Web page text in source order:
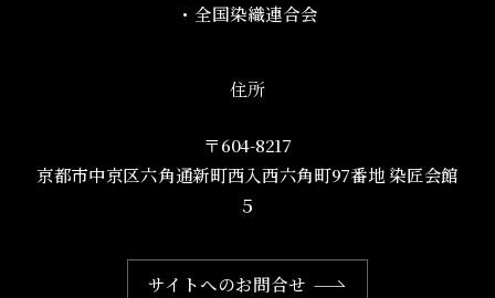
・全国染織連合会
住所
〒604-8217
京都市中京区六角通新町西入西六角町97番地​ 染匠会館
５
サイトへのお問合せ